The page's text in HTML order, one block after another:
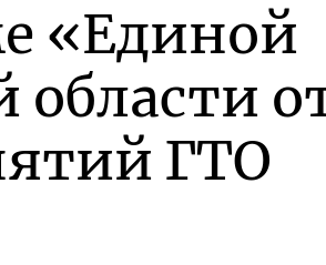
«Единой
области
ГТО